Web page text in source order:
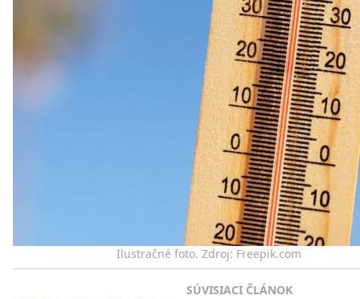
Ilustračné foto. Zdroj: Freepik.com
SÚVISIACI ČLÁNOK